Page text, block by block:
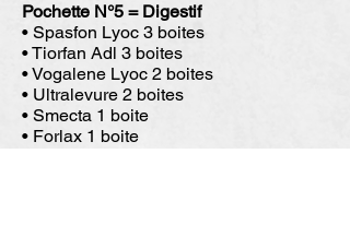
Pochette N°5 = Digestif
• Spasfon Lyoc 3 boites
• Tiorfan Adl 3 boites
• Vogalene Lyoc 2 boites
• Ultralevure 2 boites
• Smecta 1 boite
• Forlax 1 boite